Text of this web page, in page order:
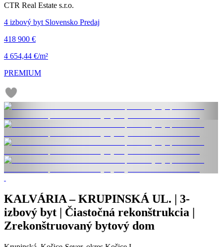
CTR Real Estate s.r.o.
4 izbový byt Slovensko Predaj
418 900 €
4 654,44 €/m²
PREMIUM
KALVÁRIA – KRUPINSKÁ UL. | 3-
izbový byt | Čiastočná rekonštrukcia |
Zrekonštruovaný bytový dom